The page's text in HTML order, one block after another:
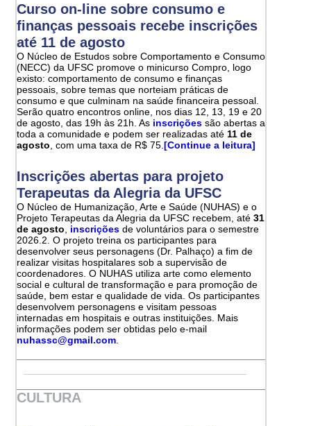
Curso on-line sobre consumo e
finanças pessoais recebe inscrições
até 11 de agosto
O Núcleo de Estudos sobre Comportamento e Consumo
(NECC) da UFSC promove o minicurso Compro, logo
existo: comportamento de consumo e finanças
pessoais, sobre temas que norteiam práticas de
consumo e que culminam na saúde financeira pessoal.
Serão quatro encontros online, nos dias 12, 13, 19 e 20
de agosto, das 19h às 21h. As inscrições são abertas a
toda a comunidade e podem ser realizadas até 11 de
agosto , com uma taxa de R$ 75.[Continue a leitura]
Inscrições abertas para projeto
Terapeutas da Alegria da UFSC
O Núcleo de Humanização, Arte e Saúde (NUHAS) e o
Projeto Terapeutas da Alegria da UFSC recebem, até31
de agosto
inscrições de voluntários para o semestre
2026.2. O projeto treina os participantes para
desenvolver seus personagens (Dr. Palhaço) a fim de
realizar visitas hospitalares sob a supervisão de
coordenadores. O NUHAS utiliza arte como elemento
social e cultural de transformação e para promoção de
saúde, bem estar e qualidade de vida. Os participantes
desenvolvem personagens e visitam pessoas
internadas em hospitais e outras instituições. Mais
informações podem ser obtidas pelo e-mail
nuhassc@gmail.com
CULTURA